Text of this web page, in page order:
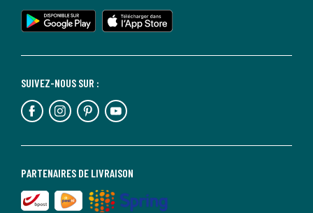
PARTENAIRES DE LIVRAISON
SUIVEZ-NOUS SUR :